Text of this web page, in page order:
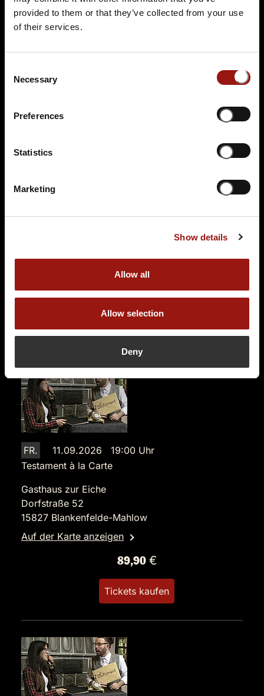
provided to them or that they’ve collected from your use
of their services.
Selection
Necessary
Preferences
Statistics
Marketing
Show details
Allow all
Allow selection
Deny
Tickets kaufen
Testament à la Carte
HOTEL DER ACHTERMANN
94,90 €
FR.
11.09.2026 19:00 Uhr
Testament à la Carte
Gasthaus zur Eiche
Dorfstraße 52
15827 Blankenfelde-Mahlow
Auf der Karte anzeigen
89,90 €
Tickets kaufen